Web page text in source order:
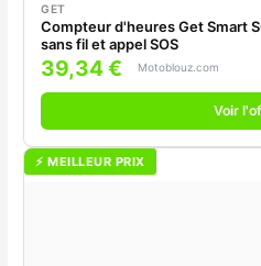
GET
Compteur d'heures Get Smart
sans fil et appel SOS
39,34 € Motoblouz.com
Voir
⚡ MEILLEUR PRIX